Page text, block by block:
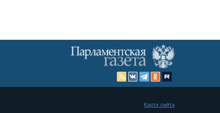
Карта сайта